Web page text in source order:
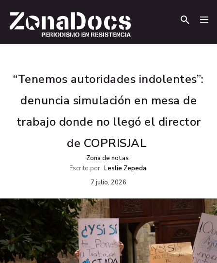
“Tenemos autoridades indolentes”:
denuncia simulación en mesa de
trabajo donde no llegó el director
de COPRISJAL
Zona de notas
Escrito por: Leslie Zepeda
7 julio, 2026